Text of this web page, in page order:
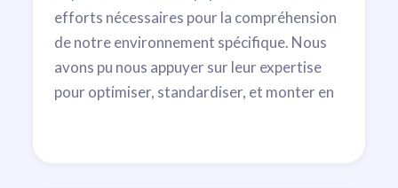
efforts nécessaires pour la compréhension
de notre environnement spécifique. Nous
avons pu nous appuyer sur leur expertise
pour optimiser, standardiser, et monter en